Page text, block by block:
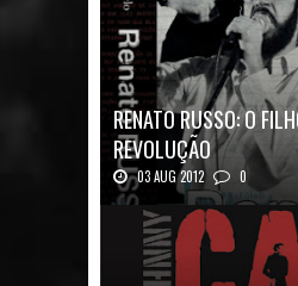
RENATO RUSSO: O
REVOLUÇÃO
03 AUG 2012 0
Renato Russo: O Filho da